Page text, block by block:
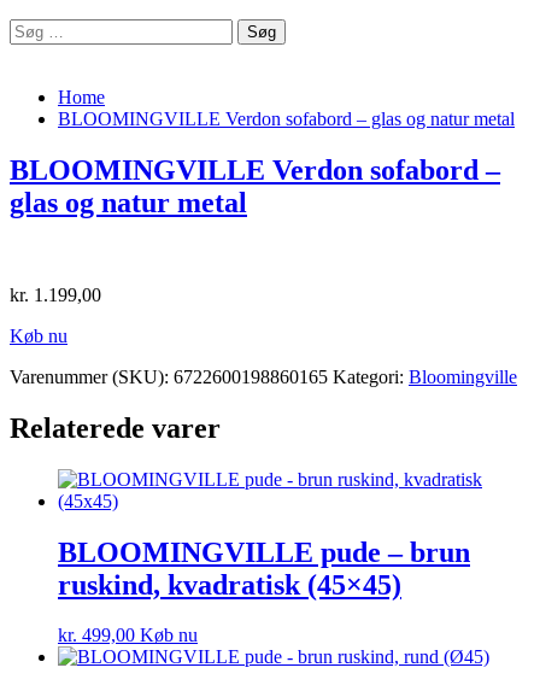
Søg
efter:
Home
BLOOMINGVILLE Verdon sofabord – glas og natur metal
BLOOMINGVILLE Verdon sofabord –
glas og natur metal
kr. 1.199,00
Køb nu
Varenummer (SKU): 6722600198860165 Kategori: Bloomingville
Relaterede varer
BLOOMINGVILLE pude – brun
ruskind, kvadratisk (45×45)
kr. 499,00 Køb nu